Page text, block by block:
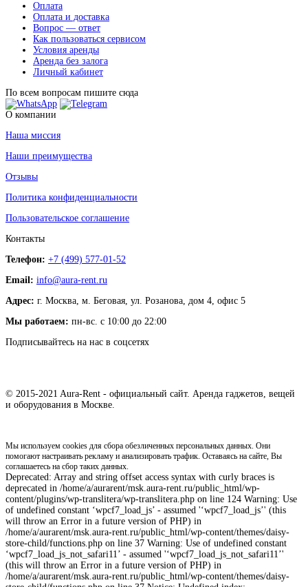
Оплата
Оплата и доставка
Вопрос — ответ
Как пользоваться сервисом
Условия аренды
Аренда без залога
Личный кабинет
По всем вопросам пишите сюда
О компании
Наша миссия
Наши преимущества
Отзывы
Политика конфиденциальности
Пользовательское соглашение
Контакты
Телефон: +7 (499) 577-01-52
Email: info@aura-rent.ru
Адрес: г. Москва, м. Беговая, ул. Розанова, дом 4, офис 5
Мы работаем: пн-вс. с 10:00 до 22:00
Подписывайтесь на нас в соцсетях
© 2015-2021 Aura-Rent - официальный сайт. Аренда гаджетов, вещей
и оборудования в Москве.
Мы используем cookies для сбора обезличенных персональных данных. Они
помогают настраивать рекламу и анализировать трафик. Оставаясь на сайте, Вы
соглашаетесь на сбор таких данных.
Deprecated: Array and string offset access syntax with curly braces is
deprecated in /home/a/aurarent/msk.aura-rent.ru/public_html/wp-
content/plugins/wp-translitera/wp-translitera.php on line 124 Warning: Use
of undefined constant ‘wpcf7_load_js’ - assumed '‘wpcf7_load_js’' (this
will throw an Error in a future version of PHP) in
/home/a/aurarent/msk.aura-rent.ru/public_html/wp-content/themes/daisy-
store-child/functions.php on line 37 Warning: Use of undefined constant
‘wpcf7_load_js_not_safari11’ - assumed '‘wpcf7_load_js_not_safari11’'
(this will throw an Error in a future version of PHP) in
/home/a/aurarent/msk.aura-rent.ru/public_html/wp-content/themes/daisy-